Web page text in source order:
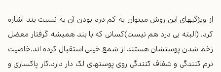
از ویژگیهای این روش میتوان به کم درد بودن آن به نسبت بند اشاره
کرد. (البته بی درد هم نیست)کسانی که با بند همیشه گرفتار معضل
زخم شدن پوستشان هستند از شمع خیلی استقبال کرده اند،خاصیت
نرم کنندگی و شفاف کنندگی روی پوستهای لک دار دارد،کار پاکسازی و